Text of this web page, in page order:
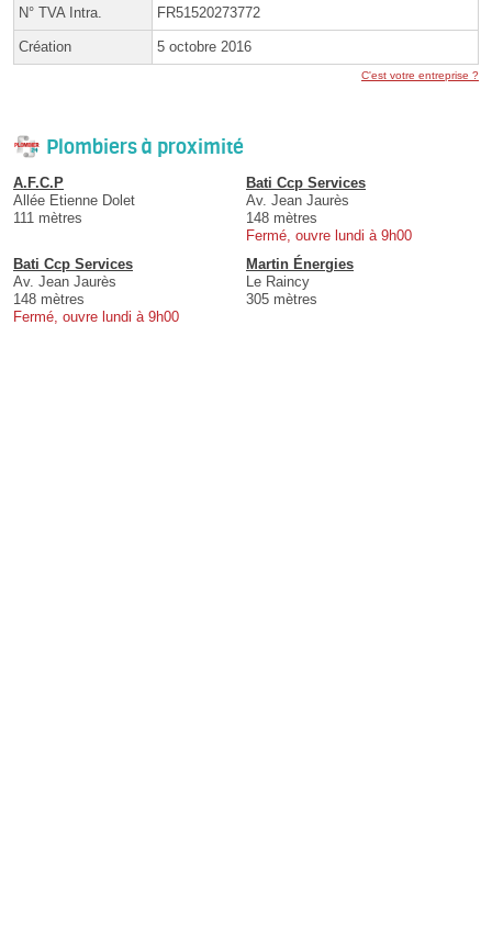
N° TVA Intra. FR51520273772
Création 5 octobre 2016
C'est votre entreprise ?
Plombiers à proximité
A.F.C.P
Allée Etienne Dolet
111 mètres
Bati Ccp Services
Av. Jean Jaurès
148 mètres
Fermé, ouvre lundi à 9h00
Bati Ccp Services
Av. Jean Jaurès
148 mètres
Fermé, ouvre lundi à 9h00
Martin Énergies
Le Raincy
305 mètres